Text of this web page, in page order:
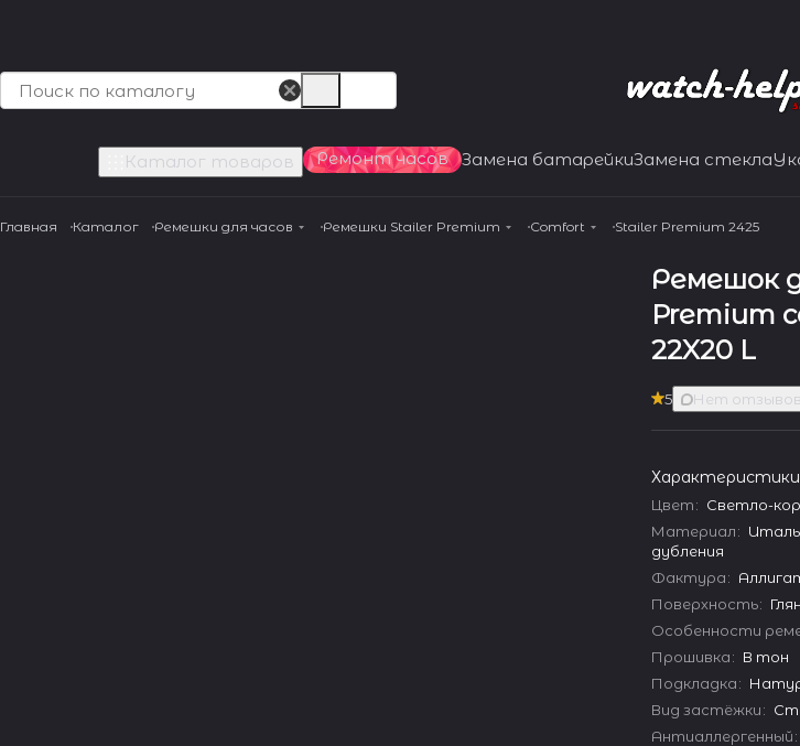
Каталог товаров Ремонт часов Замена батарейкиЗамена стекла
Главная Каталог Ремешки для часов Ремешки Stailer Premium Comfort Stailer Premium 2425
Ремешок
Premium
22X20 L
5 Нет отзывов
Характеристики
Цвет: Светло-
Материал:
дубления
Фактура:
Поверхность:
Особенности
Прошивка: В тон
Подкладка:
Вид застёжки:
Антиаллергенный: